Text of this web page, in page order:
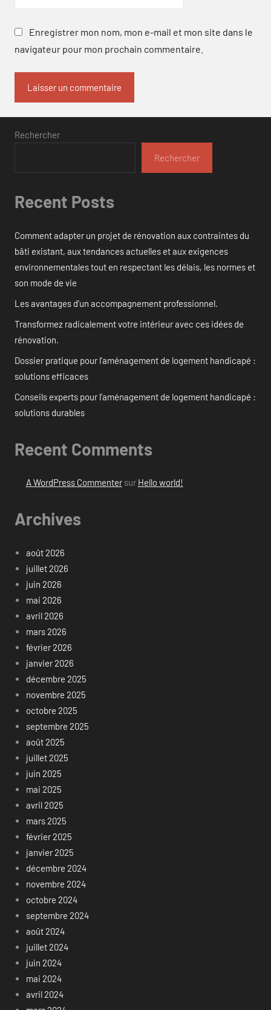
Enregistrer mon nom, mon e-mail et mon site dans le
navigateur pour mon prochain commentaire.
Rechercher
Rechercher
Recent Posts
Comment adapter un projet de rénovation aux contraintes du
bâti existant, aux tendances actuelles et aux exigences
environnementales tout en respectant les délais, les normes et
son mode de vie
Les avantages d’un accompagnement professionnel.
Transformez radicalement votre intérieur avec ces idées de
rénovation.
Dossier pratique pour l’aménagement de logement handicapé :
solutions efficaces
Conseils experts pour l’aménagement de logement handicapé :
solutions durables
Recent Comments
A WordPress Commentersur Hello world!
Archives
août 2026
juillet 2026
juin 2026
mai 2026
avril 2026
mars 2026
février 2026
janvier 2026
décembre 2025
novembre 2025
octobre 2025
septembre 2025
août 2025
juillet 2025
juin 2025
mai 2025
avril 2025
mars 2025
février 2025
janvier 2025
décembre 2024
novembre 2024
octobre 2024
septembre 2024
août 2024
juillet 2024
juin 2024
mai 2024
avril 2024